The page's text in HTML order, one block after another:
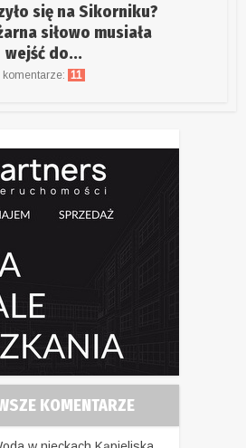
się na Sikorniku?
siłowo musiała
wejść do...
komentarze: 11
KOMENTARZE